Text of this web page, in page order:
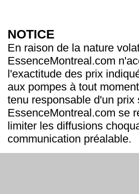
NOTICE
En raison de la nature
EssenceMontreal.com
l'exactitude des prix
aux pompes à tout
tenu responsable d'un
EssenceMontreal.com se
limiter les diffusions
communication préalable.